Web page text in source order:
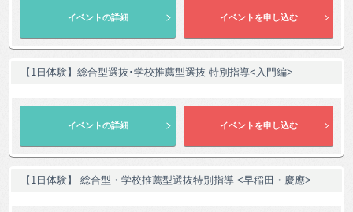
【1日体験】総合型選抜･学校推薦型選抜 特別指導<入門編>
【1日体験】 総合型・学校推薦型選抜特別指導 <早稲田・慶應>